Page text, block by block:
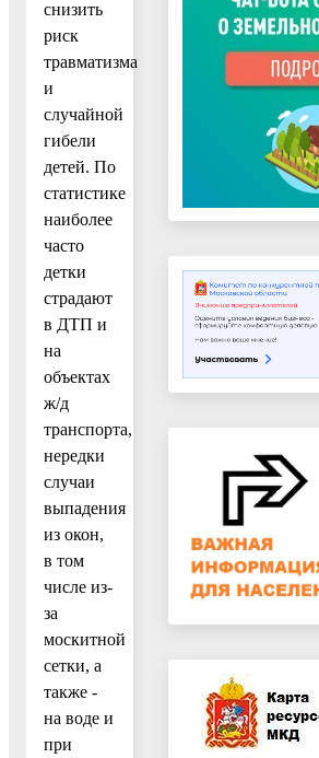
снизить
риск
травматизма
и
случайной
гибели
детей. По
статистике
наиболее
часто
детки
страдают
в ДТП и
на
объектах
ж/д
транспорта,
нередки
случаи
выпадения
из окон,
в том
числе из-
за
москитной
сетки, а
также -
на воде и
при